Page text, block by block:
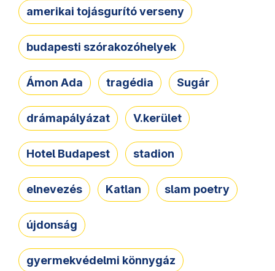
amerikai tojásgurító verseny
budapesti szórakozóhelyek
Ámon Ada tragédia Sugár
drámapályázat V.kerület
Hotel Budapest stadion
elnevezés Katlan slam poetry
újdonság
gyermekvédelmi könnygáz